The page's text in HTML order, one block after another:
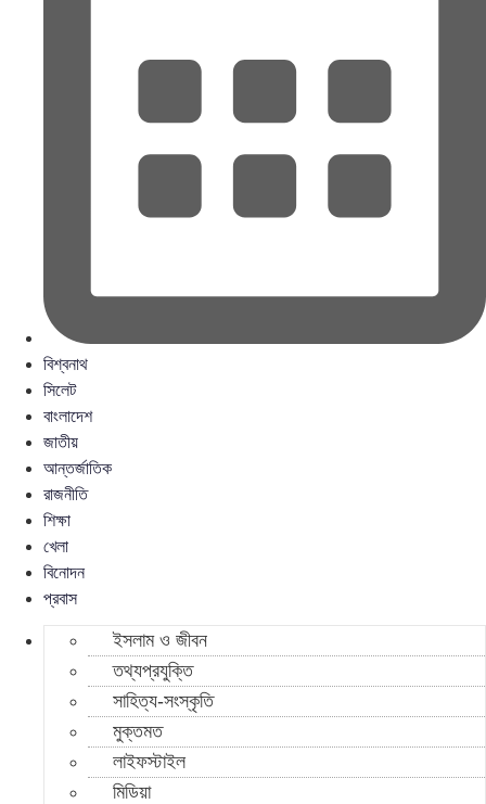
বিশ্বনাথ
সিলেট
বাংলাদেশ
জাতীয়
আন্তর্জাতিক
রাজনীতি
শিক্ষা
খেলা
বিনোদন
প্রবাস
ইসলাম ও জীবন
তথ্যপ্রযুক্তি
সাহিত্য-সংস্কৃতি
মুক্তমত
লাইফস্টাইল
মিডিয়া